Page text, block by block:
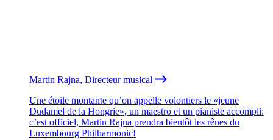
Martin Rajna, Directeur musical
Une étoile montante qu’on appelle volontiers le «jeune
Dudamel de la Hongrie», un maestro et un pianiste accompli:
c’est officiel, Martin Rajna prendra bientôt les rênes du
Luxembourg Philharmonic!